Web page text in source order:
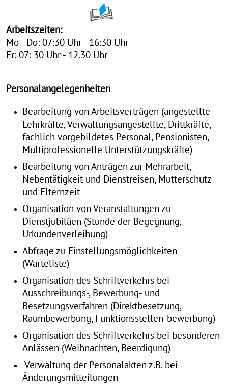
Arbeitszeiten:
Mo - Do: 07:30 Uhr - 16:30 Uhr
Fr: 07: 30 Uhr - 12.30 Uhr
Personalangelegenheiten
Bearbeitung von Arbeitsverträgen (angestellte
Lehrkräfte, Verwaltungsangestellte, Drittkräfte,
fachlich vorgebildetes Personal, Pensionisten,
Multiprofessionelle Unterstützungskräfte)
Bearbeitung von Anträgen zur Mehrarbeit,
Nebentätigkeit und Dienstreisen, Mutterschutz
und Elternzeit
Organisation von Veranstaltungen zu
Dienstjubiläen (Stunde der Begegnung,
Urkundenverleihung)
Abfrage zu Einstellungsmöglichkeiten
(Warteliste)
Organisation des Schriftverkehrs bei
Ausschreibungs-, Bewerbung- und
Besetzungsverfahren (Direktbesetzung,
Raumbewerbung, Funktionsstellen-bewerbung)
Organisation des Schriftverkehrs bei besonderen
Anlässen (Weihnachten, Beerdigung)
Verwaltung der Personalakten z.B. bei
Änderungsmitteilungen